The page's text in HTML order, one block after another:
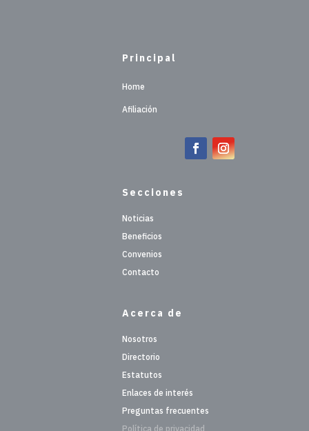
Principal
Home
Afiliación
Secciones
Noticias
Beneficios
Convenios
Contacto
Acerca de
Nosotros
Directorio
Estatutos
Enlaces de interés
Preguntas frecuentes
Política de privacidad